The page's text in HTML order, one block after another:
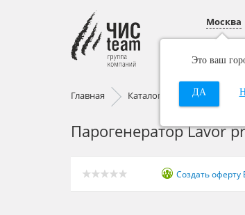
Москва
Это ваш
ДА
Главная Каталог Уборочное
Парогенератор Lavor
Создать